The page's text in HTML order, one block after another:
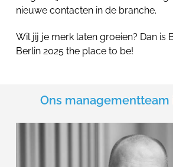
nieuwe contacten in de branche.
Wil jij je merk laten groeien? Dan is
Berlin 2025 the place to be!
Ons managementteam